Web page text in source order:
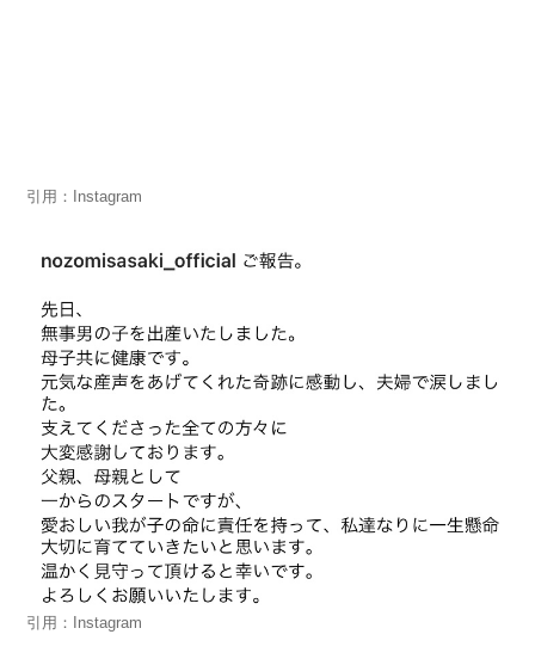
引用：Instagram
引用：Instagram